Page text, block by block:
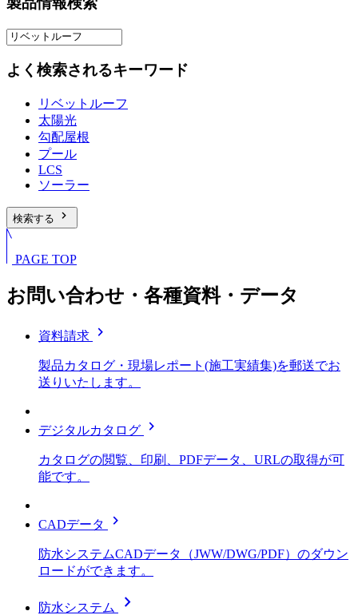
よく検索されるキーワード
リベットルーフ
太陽光
勾配屋根
プール
LCS
ソーラー
検索する chevron_right
PAGE TOP
お問い合わせ・各種資料・データ
資料請求 chevron_right
製品カタログ・現場レポート(施工実績集)を郵送でお
送りいたします。
デジタルカタログ chevron_right
カタログの閲覧、印刷、PDFデータ、URLの取得が可
能です。
CADデータ chevron_right
防水システムCADデータ（JWW/DWG/PDF）のダウン
ロードができます。
防水システム chevron_right